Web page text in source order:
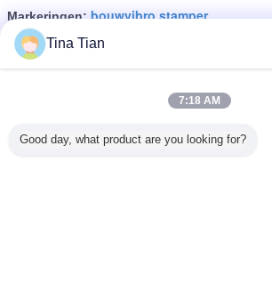
Markeringen:bouwvibro stamper,
samengeperst stapelmateriaal
Krijg de beste prijs
Het hoogste
Tina Tian
7:18 AM
Good day, what product are you looking for?